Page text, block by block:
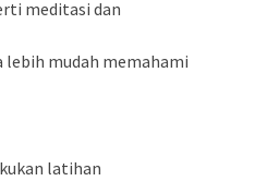
meditasi dan
lebih mudah memahami
latihan